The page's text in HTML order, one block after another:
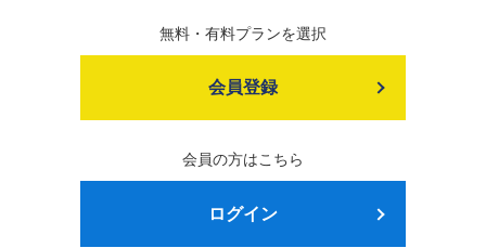
無料・有料プランを選択
会員登録
会員の方はこちら
ログイン